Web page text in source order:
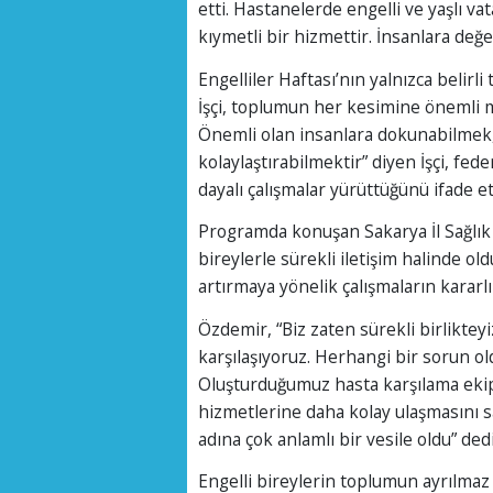
etti. Hastanelerde engelli ve yaşlı
kıymetli bir hizmettir. İnsanlara
Engelliler Haftası’nın yalnızca
İşçi, toplumun her kesimine önemli
Önemli olan insanlara
kolaylaştırabilmektir” diyen İşçi,
dayalı çalışmalar yürüttüğünü ifade
Programda konuşan Sakarya İl
bireylerle sürekli iletişim halinde
artırmaya yönelik çalışmaların
Özdemir, “Biz zaten sürekli
karşılaşıyoruz. Herhangi bir sorun
Oluşturduğumuz hasta karşılama
hizmetlerine daha kolay ulaşmasını
adına çok anlamlı bir vesile oldu”
Engelli bireylerin toplumun